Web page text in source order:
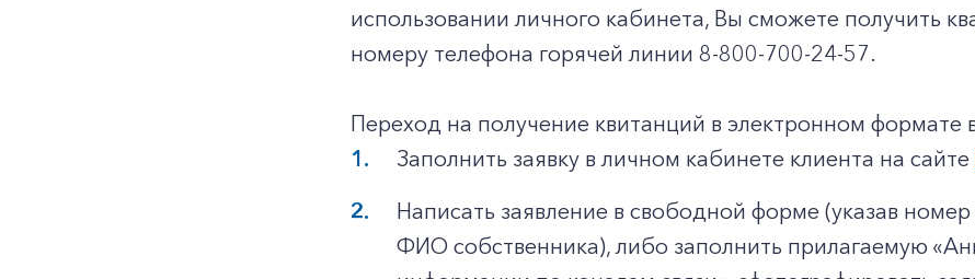
использовании личного кабинета, Вы сможете получить
номеру телефона горячей линии 8-800-700-24-57.
Переход на получение квитанций в электронном
Заполнить заявку в личном кабинете клиента на сайте
Написать заявление в свободной форме (указав
ФИО собственника), либо заполнить прилагаемую